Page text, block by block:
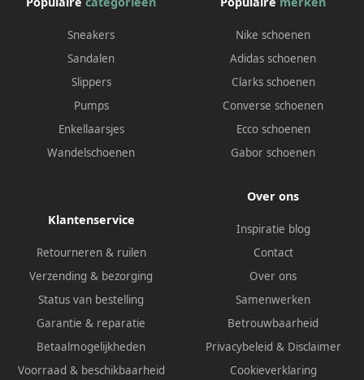
Sneakers
Sandalen
Slippers
Pumps
Enkellaarsjes
Wandelschoenen
Nike schoenen
Adidas schoenen
Clarks schoenen
Converse schoenen
Ecco schoenen
Gabor schoenen
Klantenservice
Retourneren & ruilen
Verzending & bezorging
Status van bestelling
Garantie & reparatie
Betaalmogelijkheden
Voorraad & beschikbaarheid
Over ons
Inspiratie blog
Contact
Over ons
Samenwerken
Betrouwbaarheid
Privacybeleid & Disclaimer
Cookieverklaring